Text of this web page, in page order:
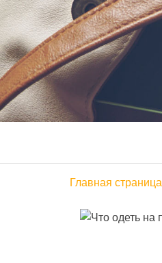
Главная страница